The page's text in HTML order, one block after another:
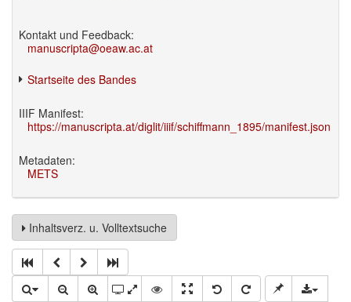
Kontakt und Feedback:
manuscripta@oeaw.ac.at
Startseite des Bandes
IIIF Manifest:
https://manuscripta.at/diglit/iiif/schiffmann_1895/manifest.json
Metadaten:
METS
Inhaltsverz. u. Volltextsuche